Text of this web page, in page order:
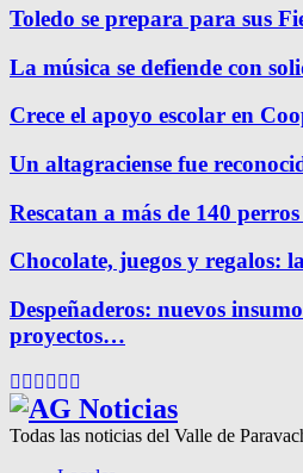
Toledo se prepara para sus
La música se defiende con
Crece el apoyo escolar en
Un altagraciense fue
Rescatan a más de 140
Chocolate, juegos y regalos:
Despeñaderos: nuevos
proyectos…
Facebook
Twitter
Instagram
Pinterest
Google
Todas las noticias del Valle de